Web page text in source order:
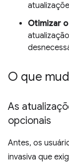
Otimizar
O que
As
opcionais
Antes, os
invasiva que